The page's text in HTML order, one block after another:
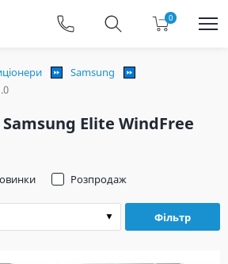
0
Samsung
Elite WindFree
Фільтр
Розпродаж